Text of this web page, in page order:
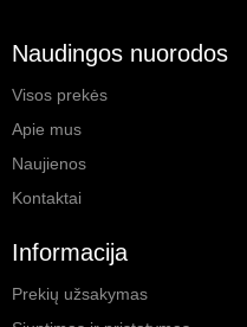
Naudingos nuorodos
Visos prekės
Apie mus
Naujienos
Kontaktai
Informacija
Prekių užsakymas